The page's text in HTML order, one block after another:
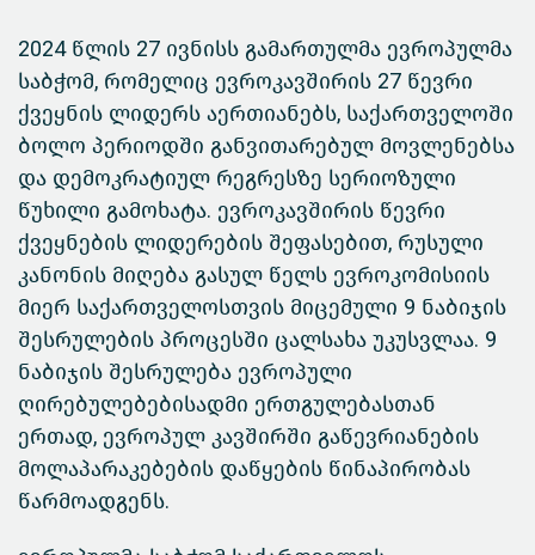
2024 წლის 27 ივნისს გამართულმა ევროპულმა
საბჭომ, რომელიც ევროკავშირის 27 წევრი
ქვეყნის ლიდერს აერთიანებს, საქართველოში
ბოლო პერიოდში განვითარებულ მოვლენებსა
და დემოკრატიულ რეგრესზე სერიოზული
წუხილი გამოხატა. ევროკავშირის წევრი
ქვეყნების ლიდერების შეფასებით, რუსული
კანონის მიღება გასულ წელს ევროკომისიის
მიერ საქართველოსთვის მიცემული 9 ნაბიჯის
შესრულების პროცესში ცალსახა უკუსვლაა. 9
ნაბიჯის შესრულება ევროპული
ღირებულებებისადმი ერთგულებასთან
ერთად, ევროპულ კავშირში გაწევრიანების
მოლაპარაკებების დაწყების წინაპირობას
წარმოადგენს.